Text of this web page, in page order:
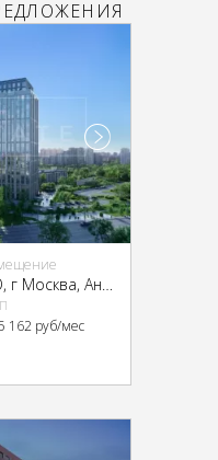
ЖК Dream Towers, ЮАО, г Москва, Андропова пр-т, вл. 9/1
162 руб/мес